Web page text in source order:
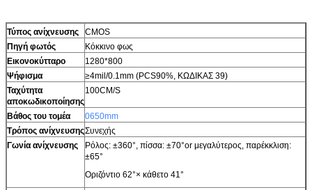
Τύπος ανίχνευσης
CMOS
Πηγή φωτός
Κόκκινο φως
Εικονοκύτταρο
1280*800
Ψήφισμα
≥4mil/0.1mm (PCS90%, ΚΩΔΙΚΑΣ 39)
Ταχύτητα
αποκωδικοποίησης
100CM/S
Βάθος του τομέα
0650mm
Τρόπος ανίχνευσηςΣυνεχής
Γωνία ανίχνευσης
Ρόλος: ±360°, πίσσα: ±70°or μεγαλύτερος, παρέκκλιση:
±65°
Οριζόντιο 62°× κάθετο 41°